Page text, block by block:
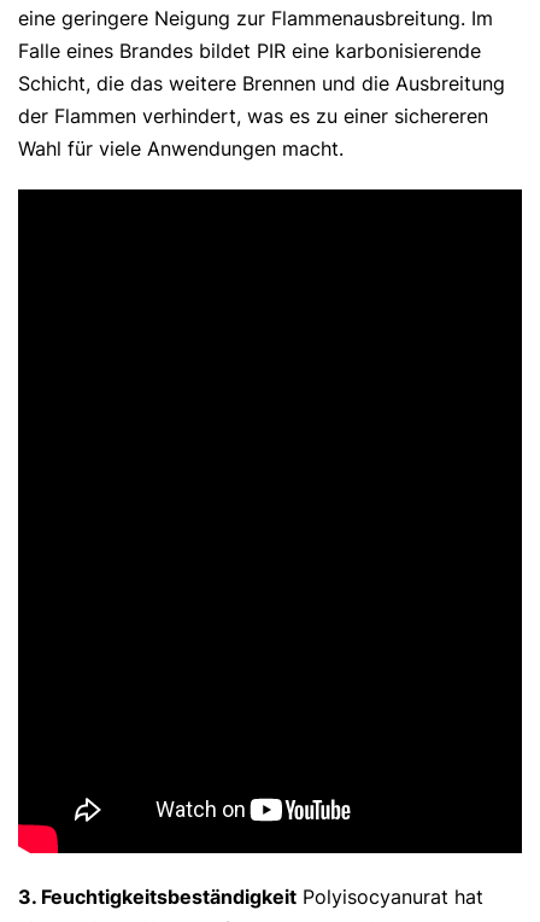
eine geringere Neigung zur Flammenausbreitung. Im
Falle eines Brandes bildet PIR eine karbonisierende
Schicht, die das weitere Brennen und die Ausbreitung
der Flammen verhindert, was es zu einer sichereren
Wahl für viele Anwendungen macht.
3. Feuchtigkeitsbeständigkeit Polyisocyanurat hat